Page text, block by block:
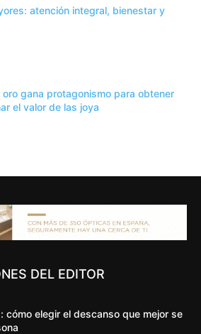
atención integral, bienestar y
gana protagonismo para obtener
el valor de las joya
DEL EDITOR
cómo elegir el descanso que mejor se